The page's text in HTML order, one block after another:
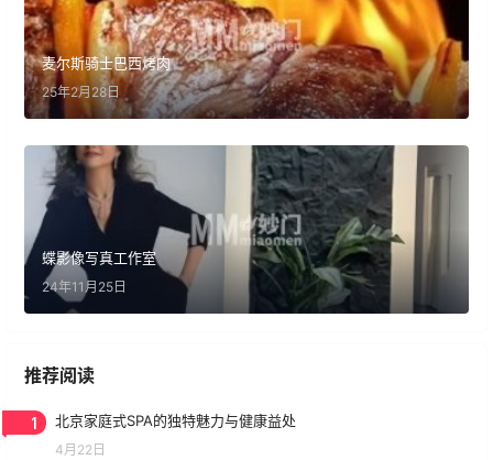
麦尔斯骑士巴西烤肉
25年2月28日
蝶影像写真工作室
24年11月25日
推荐阅读
1 北京家庭式SPA的独特魅力与健康益处
4月22日